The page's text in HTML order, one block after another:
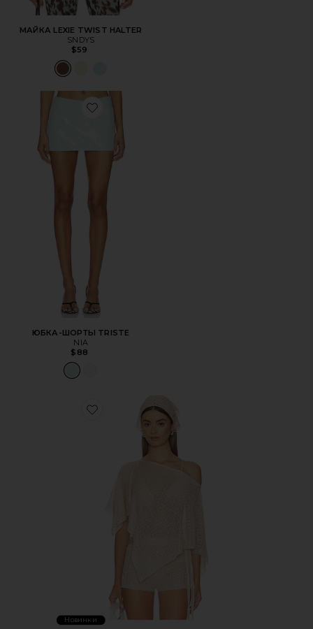
МАЙКА LEXIE TWIST HALTER
SNDYS
$59
Favorite ЮБКА-ШОРТЫ TRISTE
ЮБКА-ШОРТЫ TRISTE
NIA
$88
Favorite ПОНЧО FERN CROCHET
Новинки